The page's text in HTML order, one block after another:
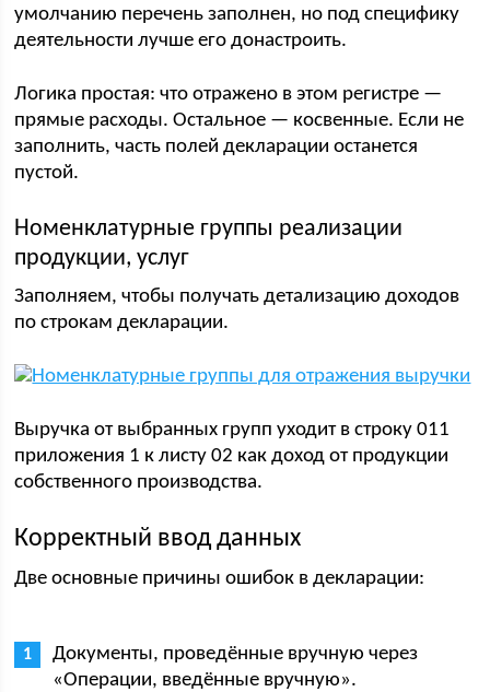
умолчанию перечень заполнен, но под специфику
деятельности лучше его донастроить.
Логика простая: что отражено в этом регистре —
прямые расходы. Остальное — косвенные. Если не
заполнить, часть полей декларации останется
пустой.
Номенклатурные группы реализации
продукции, услуг
Заполняем, чтобы получать детализацию доходов
по строкам декларации.
Выручка от выбранных групп уходит в строку 011
приложения 1 к листу 02 как доход от продукции
собственного производства.
Корректный ввод данных
Две основные причины ошибок в декларации:
Документы, проведённые вручную через
«Операции, введённые вручную».